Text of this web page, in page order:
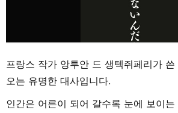
프랑스 작가 앙투안 드 생텍쥐페리가
오는 유명한 대사입니다.
인간은 어른이 되어 갈수록 눈에 보이